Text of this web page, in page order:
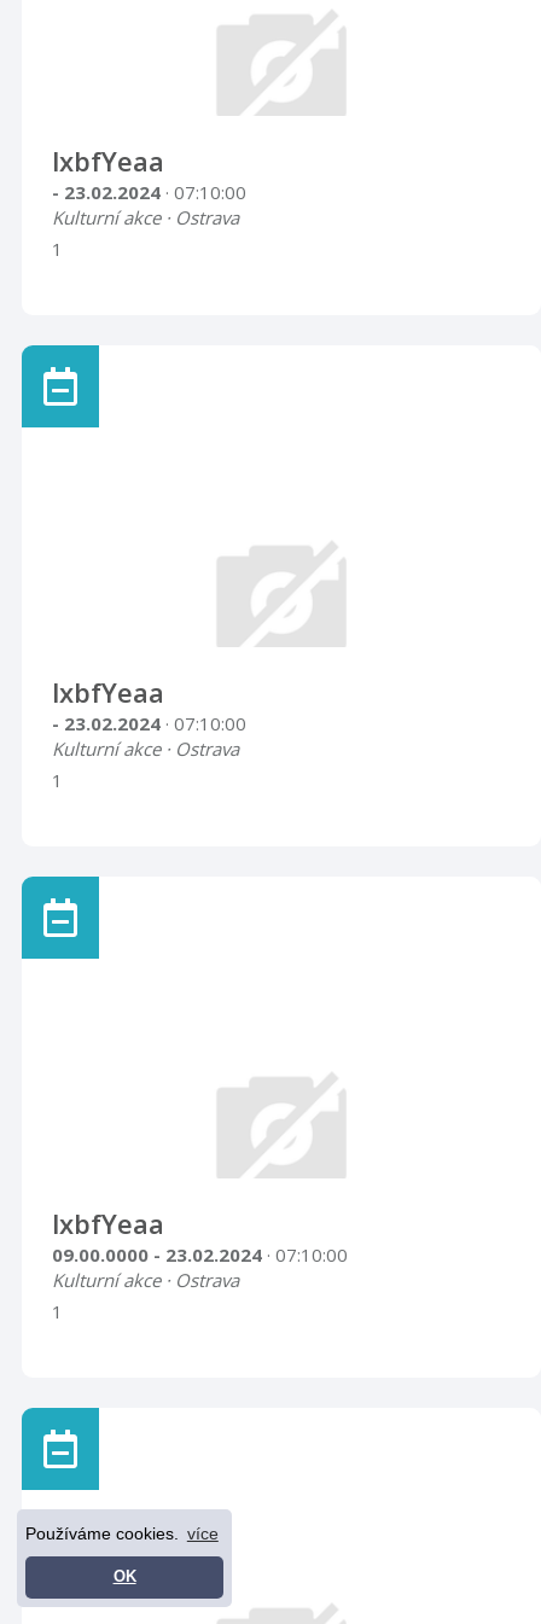
Používáme cookies. více
OK
lxbfYeaa
- 23.02.2024 · 07:10:00
Kulturní akce · Ostrava
1
lxbfYeaa
- 23.02.2024 · 07:10:00
Kulturní akce · Ostrava
1
lxbfYeaa
09.00.0000 - 23.02.2024 · 07:10:00
Kulturní akce · Ostrava
1